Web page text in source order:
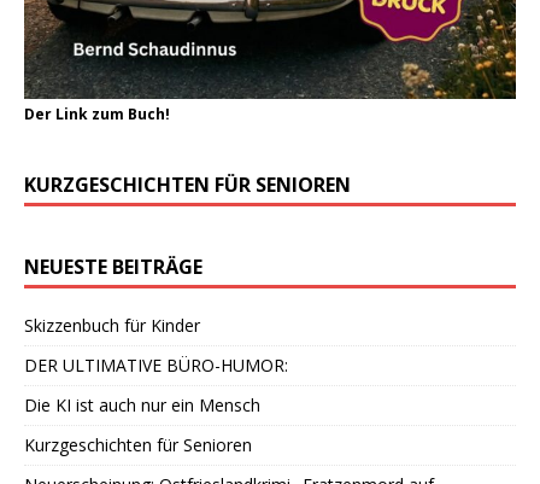
Der Link zum Buch!
KURZGESCHICHTEN FÜR SENIOREN
NEUESTE BEITRÄGE
Skizzenbuch für Kinder
DER ULTIMATIVE BÜRO-HUMOR:
Die KI ist auch nur ein Mensch
Kurzgeschichten für Senioren